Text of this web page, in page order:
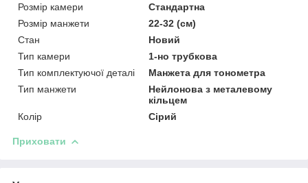
Розмір камери
Стандартна
Розмір манжети
22-32 (см)
Стан
Новий
Тип камери
1-но трубкова
Тип комплектуючої деталі
Манжета для тонометра
Тип манжети
Нейлонова з металевому
кільцем
Колір
Сірий
Приховати